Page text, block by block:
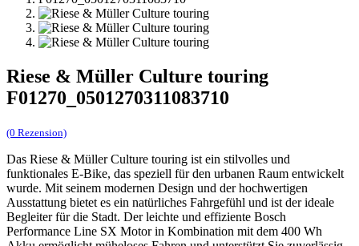
Riese & Müller Culture touring
F01270_0501270311083710
(0 Rezension)
Das Riese & Müller Culture touring ist ein stilvolles und
funktionales E-Bike, das speziell für den urbanen Raum entwickelt
wurde. Mit seinem modernen Design und der hochwertigen
Ausstattung bietet es ein natürliches Fahrgefühl und ist der ideale
Begleiter für die Stadt. Der leichte und effiziente Bosch
Performance Line SX Motor in Kombination mit dem 400 Wh